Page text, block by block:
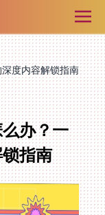
度内容解锁指南
办？一
指南